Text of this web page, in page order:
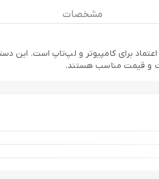
مشخصات
و قیمت مناسب هستند.